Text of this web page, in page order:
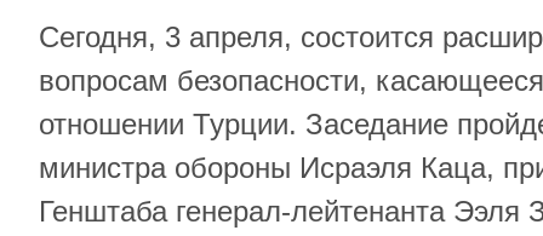
Сегодня, 3 апреля, состоится
вопросам безопасности,
отношении Турции. Заседание
министра обороны Исраэля Каца,
Генштаба генерал-лейтенанта Ээля